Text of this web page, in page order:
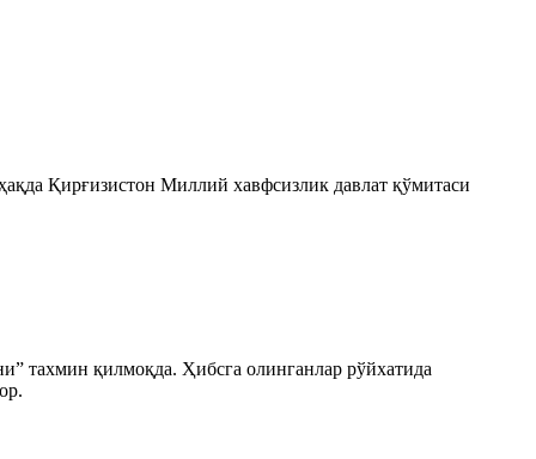
Қирғизистон Миллий хавфсизлик давлат қўмитаси
тахмин қилмоқда. Ҳибсга олинганлар рўйхатида